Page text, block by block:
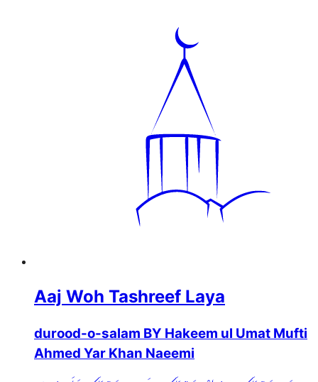
Aaj Woh Tashreef Laya
durood-o-salam BY Hakeem ul Umat Mufti
Ahmed Yar Khan Naeemi